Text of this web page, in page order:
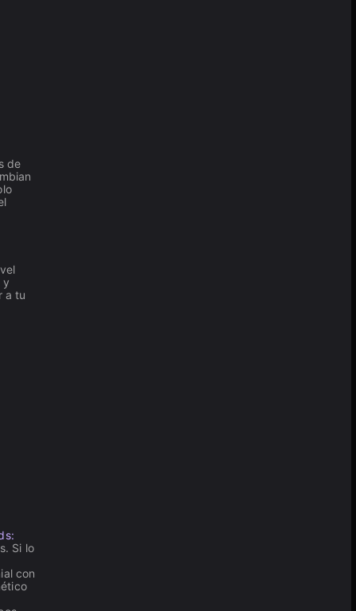
de
y
a tu
Si lo
con